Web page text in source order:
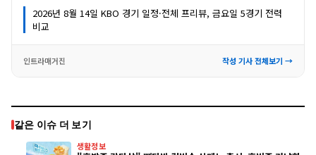
2026년 8월 14일 KBO 경기 일정·전체 프리뷰, 금요일 5경기 전력
비교
인트라매거진 작성 기사 전체보기 →
같은 이슈 더 보기
생활정보